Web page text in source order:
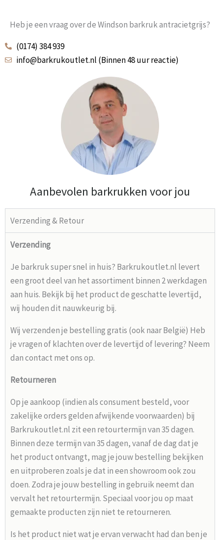
Heb je een vraag over de Windson barkruk antracietgrijs?
(0174) 384 939
info@barkrukoutlet.nl (Binnen 48 uur reactie)
Aanbevolen barkrukken voor jou
Verzending & Retour
Verzending
Je barkruk super snel in huis? Barkrukoutlet.nl levert
een groot deel van het assortiment binnen 2 werkdagen
aan huis. Bekijk bij het product de geschatte levertijd,
wij houden dit nauwkeurig bij.
Wij verzenden je bestelling gratis (ook naar België) Heb
je vragen of klachten over de levertijd of levering? Neem
dan contact met ons op.
Retourneren
Op je aankoop (indien als consument besteld, voor
zakelijke orders gelden afwijkende voorwaarden) bij
Barkrukoutlet.nl zit een retourtermijn van 35 dagen.
Binnen deze termijn van 35 dagen, vanaf de dag dat je
het product ontvangt, mag je jouw bestelling bekijken
en uitproberen zoals je dat in een showroom ook zou
doen. Zodra je jouw bestelling in gebruik neemt dan
vervalt het retourtermijn. Speciaal voor jou op maat
gemaakte producten zijn niet te retourneren.
Is het product niet wat je ervan verwacht had dan ben je